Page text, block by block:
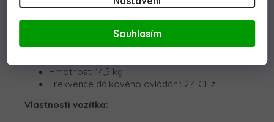
Souhlasím
Baterie: 12V 7Ah
Výkon: 90W
Hmotnost: 14,5 kg
Frekvence dálkového ovládání: 2,4 GHz
Vlastnosti vozítka: